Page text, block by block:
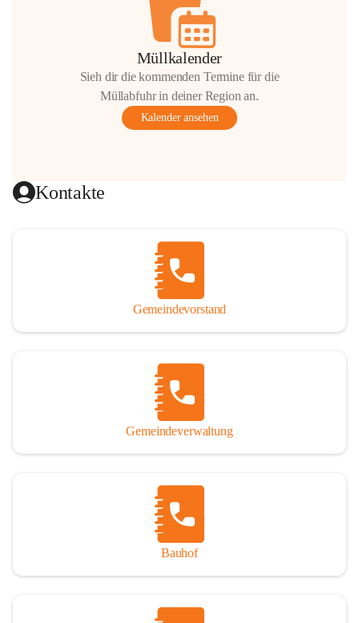
Müllkalender
Sieh dir die kommenden Termine für die
Müllabfuhr in deiner Region an.
Kalender ansehen
Kontakte
Gemeindevorstand
Gemeindeverwaltung
Bauhof